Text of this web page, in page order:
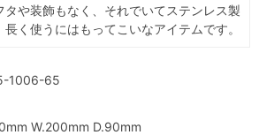
1006-65
W.200mm D.90mm
タや装飾もなく、それでいてステンレス製
く使うにはもってこいなアイテムです。